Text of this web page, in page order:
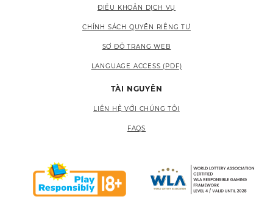
ĐIỀU KHOẢN DỊCH VỤ
CHÍNH SÁCH QUYỀN RIÊNG TƯ
SƠ ĐỒ TRANG WEB
LANGUAGE ACCESS (PDF)
TÀI NGUYÊN
LIÊN HỆ VỚI CHÚNG TÔI
FAQS